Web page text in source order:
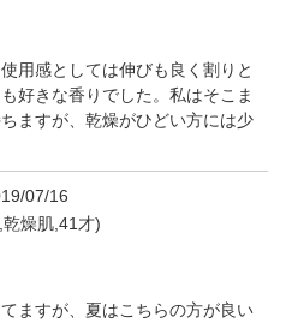
用感としては伸びも良く割りと
好きな香りでした。私はそこま
ますが、乾燥がひどい方には少
07/16
燥肌,41才)
ますが、夏はこちらの方が良い